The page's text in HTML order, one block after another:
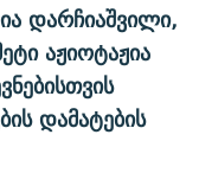
დარჩიაშვილი,
აჟიოტაჟია
დამატების